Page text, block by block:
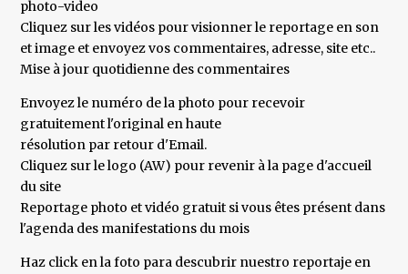
photo-video
Cliquez sur les vidéos pour visionner le reportage en son
et image et envoyez vos commentaires, adresse, site etc..
Mise à jour quotidienne des commentaires
Envoyez le numéro de la photo pour recevoir
gratuitement l'original en haute
résolution par retour d'Email.
Cliquez sur le logo (AW) pour revenir à la page d'accueil
du site
Reportage photo et vidéo gratuit si vous êtes présent dans
l'agenda des manifestations du mois
Haz click en la foto para descubrir nuestro reportaje en